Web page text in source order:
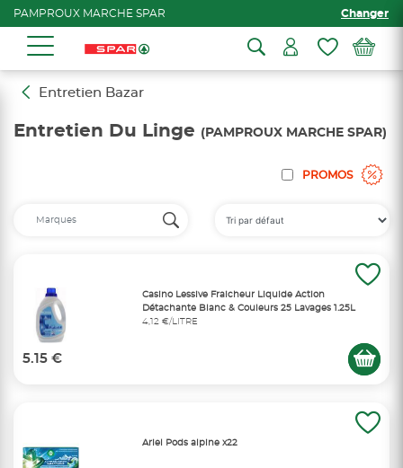
PAMPROUX MARCHE SPAR Changer
Entretien Bazar
Entretien Du Linge (PAMPROUX MARCHE SPAR)
PROMOS
Casino Lessive Fraicheur Liquide Action
Détachante Blanc & Couleurs 25 Lavages 1.25L
4,12 €/LITRE
5.15 €
Ariel Pods alpine x22